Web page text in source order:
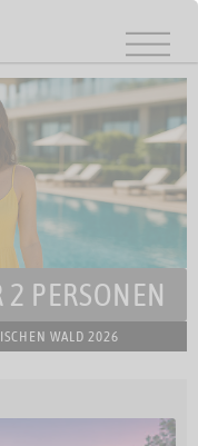
2 PERSONEN
WALD 2026